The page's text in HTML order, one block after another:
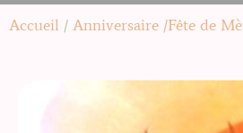
Accueil / Anniversaire /Fête de